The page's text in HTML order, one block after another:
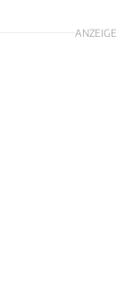
ANZEIGE